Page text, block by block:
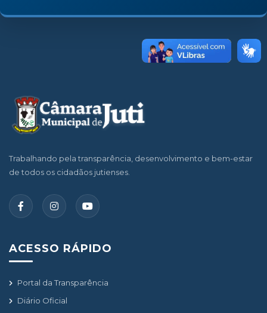
Trabalhando pela transparência, desenvolvimento e bem-estar
de todos os cidadãos jutienses.
ACESSO RÁPIDO
Portal da Transparência
Diário Oficial